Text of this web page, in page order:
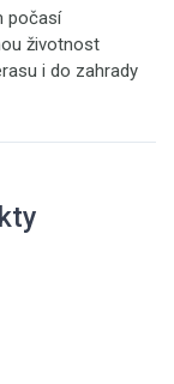
počasí
životnost
i do zahrady